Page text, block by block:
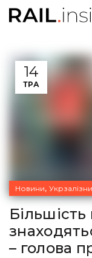
14
ТРА
Новини,
– голова